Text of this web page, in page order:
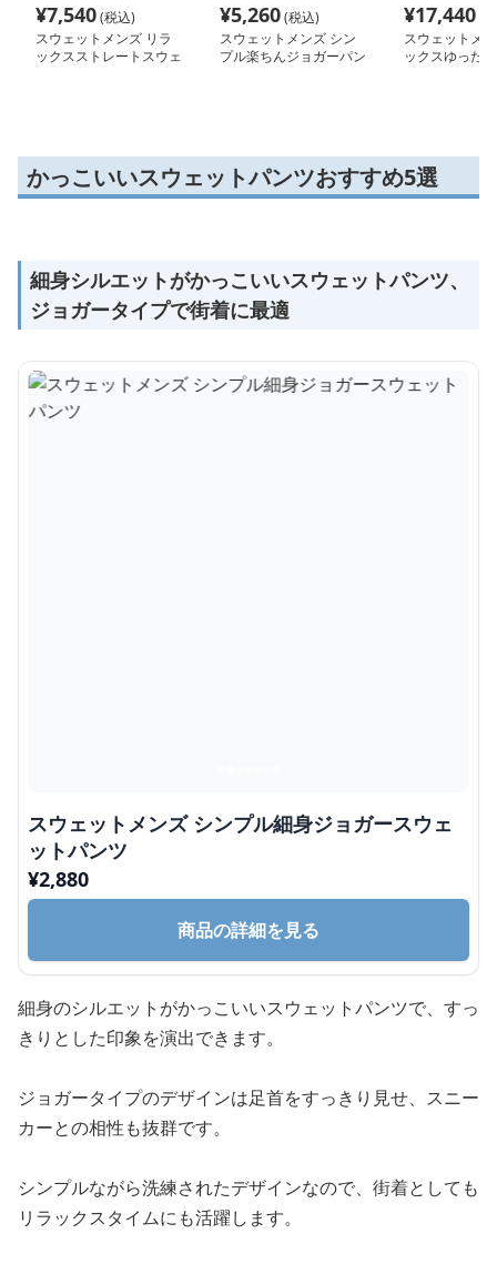
¥7,540(税込)
スウェットメンズ リラ
ックスストレートスウェ
¥5,260(税込)
スウェットメンズ シン
プル楽ちんジョガーパン
¥17,440
スウェットメ
ックスゆった
かっこいいスウェットパンツおすすめ5選
細身シルエットがかっこいいスウェットパンツ、
ジョガータイプで街着に最適
スウェットメンズ シンプル細身ジョガースウェ
ットパンツ
¥2,880
商品の詳細を見る
細身のシルエットがかっこいいスウェットパンツで、すっ
きりとした印象を演出できます。
ジョガータイプのデザインは足首をすっきり見せ、スニー
カーとの相性も抜群です。
シンプルながら洗練されたデザインなので、街着としても
リラックスタイムにも活躍します。